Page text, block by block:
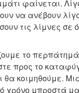
φαίνεται.
να ανέβουν
τις λίμνες σε
το
προς το
θα κοιμηθούμε.
χρόνο μπροστά